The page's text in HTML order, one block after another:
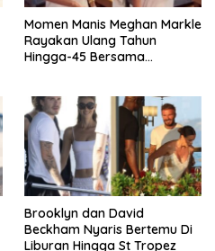
Momen Manis Meghan Markle
Rayakan Ulang Tahun
Hingga-45 Bersama
Brooklyn dan David
Beckham Nyaris Bertemu Di
Liburan Hingga St Tropez